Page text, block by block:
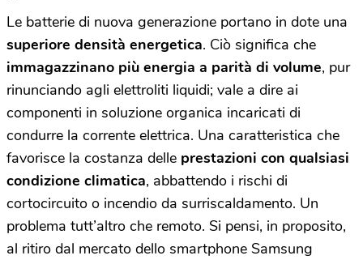
Le batterie di nuova generazione portano in dote una
superiore densità energetica. Ciò significa che
immagazzinano più energia a parità di volume, pur
rinunciando agli elettroliti liquidi; vale a dire ai
componenti in soluzione organica incaricati di
condurre la corrente elettrica. Una caratteristica che
favorisce la costanza delle prestazioni con qualsiasi
condizione climatica, abbattendo i rischi di
cortocircuito o incendio da surriscaldamento. Un
problema tutt’altro che remoto. Si pensi, in proposito,
al ritiro dal mercato dello smartphone Samsung